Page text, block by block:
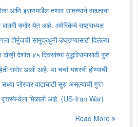
आणि इराणमधील तणाव सातत्याने वाढताना
समोर येत आहे. अमेरिकेचे राष्ट्राध्यक्ष
होर्मुजची सामुद्रधुनी उघडण्यासाठी दिलेल्या
देशांत ४५ दिवसांच्या युद्धविरामासाठी गुप्त
समोर आली आहे. या चर्चा यशस्वी होण्याची
जोरदार वाटाघाटी सुरु असल्याची गुप्त
मिळाली आहे. (US-Iran War)
Read More